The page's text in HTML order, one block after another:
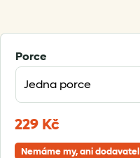
Porce
229 Kč
Nemáme my, ani dodavatel